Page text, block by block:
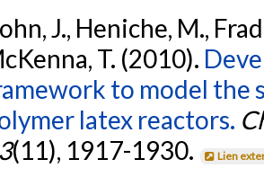
J., Heniche, M.,
T. (2010).
to model the
latex reactors.
(11), 1917-1930. Lien